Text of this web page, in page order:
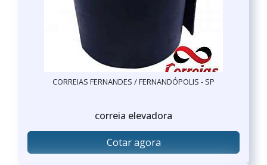
CORREIAS FERNANDES / FERNANDÓPOLIS - SP
correia elevadora
Cotar agora